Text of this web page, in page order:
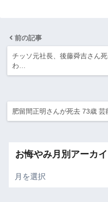
前の記事
チッソ元社長、後藤舜吉さん
わ…
肥留間正明さんが死去 73歳
お悔やみ月別アーカ